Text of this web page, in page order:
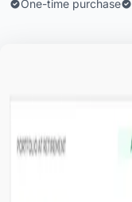
One-time purchase